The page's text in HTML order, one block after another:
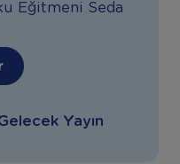
Eğitmeni Seda
Yayın